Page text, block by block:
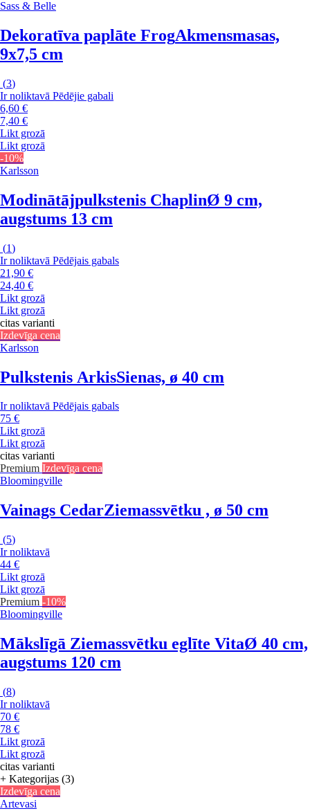
Sass & Belle
Dekoratīva paplāte FrogAkmensmasas,
9x7,5 cm
(3)
Ir noliktavā Pēdējie gabali
6,60 €
7,40 €
Likt grozā
Likt grozā
-10%
Karlsson
Modinātājpulkstenis ChaplinØ 9 cm,
augstums 13 cm
(1)
Ir noliktavā Pēdējais gabals
21,90 €
24,40 €
Likt grozā
Likt grozā
citas varianti
Izdevīga cena
Karlsson
Pulkstenis ArkisSienas, ø 40 cm
Ir noliktavā Pēdējais gabals
75 €
Likt grozā
Likt grozā
citas varianti
Premium Izdevīga cena
Bloomingville
Vainags CedarZiemassvētku , ø 50 cm
(5)
Ir noliktavā
44 €
Likt grozā
Likt grozā
Premium -10%
Bloomingville
Mākslīgā Ziemassvētku eglīte VitaØ 40 cm,
augstums 120 cm
(8)
Ir noliktavā
70 €
78 €
Likt grozā
Likt grozā
citas varianti
+ Kategorijas (3)
Izdevīga cena
Artevasi